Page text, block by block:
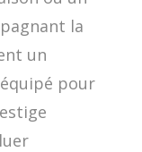
la
un
pour